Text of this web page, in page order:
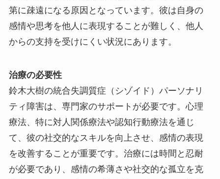
第に疎遠になる原因となっています。彼は自身の
感情や思考を他人に表現することが難しく、他人
からの支持を受けにくい状況にあります。
治療の必要性
鈴木大樹の統合失調質症（シゾイド）パーソナリ
ティ障害は、専門家のサポートが必要です。心理
療法、特に対人関係療法や認知行動療法を通じ
て、彼の社交的なスキルを向上させ、感情の表現
を改善することが重要です。治療には時間と忍耐
が必要であり、感情の希薄さや社交的な孤立を克